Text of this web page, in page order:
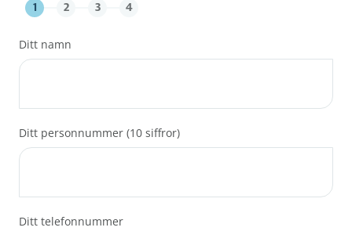
1 2 3 4
Ditt namn
Ditt personnummer (10 siffror)
Ditt telefonnummer